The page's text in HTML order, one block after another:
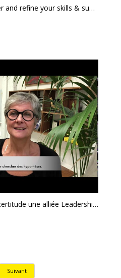
Practical guide to discover and refine your skills & superpower
5 pistes pour faire de l'incertitude une alliée Leadership & management
Suivant